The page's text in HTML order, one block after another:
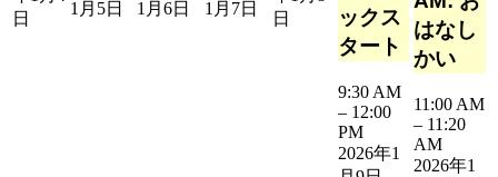
日
1月5日
1月6日
1月7日
日
ックス
タート
9:30 AM
– 12:00
PM
2026年1
はなし
かい
11:00 AM
– 11:20
AM
2026年1